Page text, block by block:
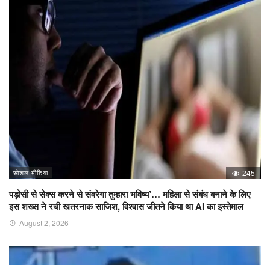
सोशल मीडिया 245
पड़ोसी से सेक्स करने से संवरेगा तुम्हारा भविष्य’… महिला से संबंध बनाने के लिए
इस शख्स ने रची खतरनाक साजिश, विश्वास जीतने किया था AI का इस्तेमाल
August 2, 2026